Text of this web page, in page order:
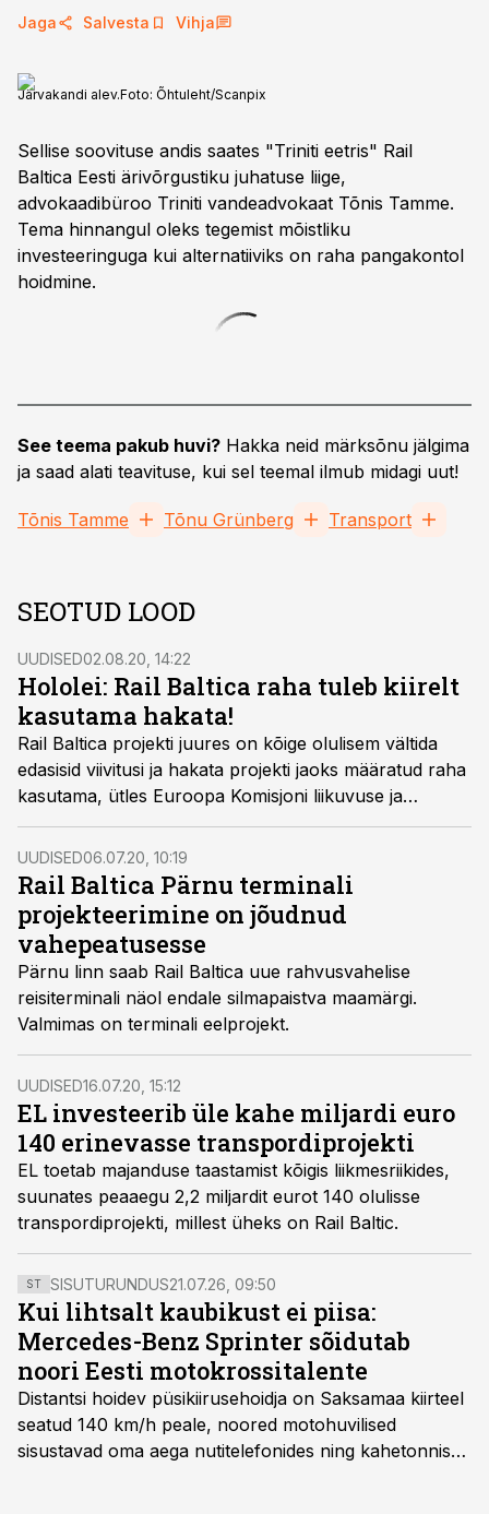
Jaga Salvesta Vihja
Järvakandi alev.Foto: Õhtuleht/Scanpix
Sellise soovituse andis saates "Triniti eetris" Rail
Baltica Eesti ärivõrgustiku juhatuse liige,
advokaadibüroo Triniti vandeadvokaat Tõnis Tamme.
Tema hinnangul oleks tegemist mõistliku
investeeringuga kui alternatiiviks on raha pangakontol
hoidmine.
See teema pakub huvi? Hakka neid märksõnu jälgima
ja saad alati teavituse, kui sel teemal ilmub midagi uut!
Tõnis Tamme Tõnu Grünberg Transport
SEOTUD LOOD
UUDISED02.08.20, 14:22
Hololei: Rail Baltica raha tuleb kiirelt
kasutama hakata!
Rail Baltica projekti juures on kõige olulisem vältida
edasisid viivitusi ja hakata projekti jaoks määratud raha
kasutama, ütles Euroopa Komisjoni liikuvuse ja
transpordi peadirektoraadi peadirektor Henrik Hololei
Läti rahvusringhäälingule.
UUDISED06.07.20, 10:19
Rail Baltica Pärnu terminali
projekteerimine on jõudnud
vahepeatusesse
Pärnu linn saab Rail Baltica uue rahvusvahelise
reisiterminali näol endale silmapaistva maamärgi.
Valmimas on terminali eelprojekt.
UUDISED16.07.20, 15:12
EL investeerib üle kahe miljardi euro
140 erinevasse transpordiprojekti
EL toetab majanduse taastamist kõigis liikmesriikides,
suunates peaaegu 2,2 miljardit eurot 140 olulisse
transpordiprojekti, millest üheks on Rail Baltic.
ST SISUTURUNDUS21.07.26, 09:50
Kui lihtsalt kaubikust ei piisa:
Mercedes-Benz Sprinter sõidutab
noori Eesti motokrossitalente
Distantsi hoidev püsikiirusehoidja on Saksamaa kiirteel
seatud 140 km/h peale, noored motohuvilised
sisustavad oma aega nutitelefonides ning kahetonnises